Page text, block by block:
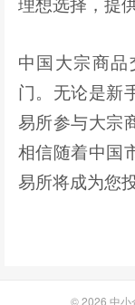
中国大宗商
门。无论是新
易所参与大宗
相信随着中国
易所将成为您
© 2026 中小